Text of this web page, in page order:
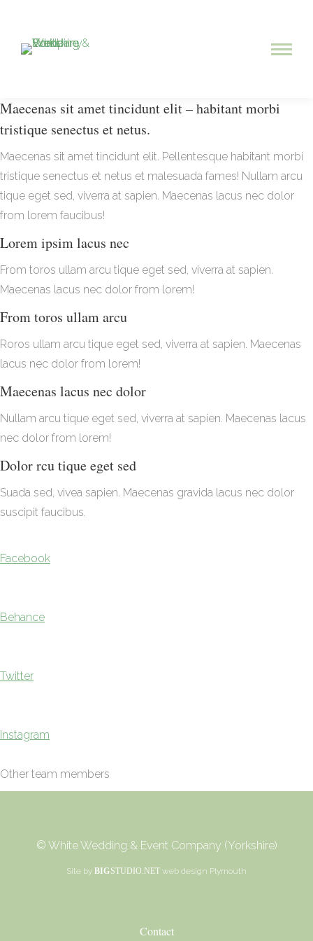
Maecenas sit amet tincidunt elit – habitant morbi
tristique senectus et netus.
Maecenas sit amet tincidunt elit. Pellentesque habitant morbi
tristique senectus et netus et malesuada fames! Nullam arcu
tique eget sed, viverra at sapien. Maecenas lacus nec dolor
from lorem faucibus!
Lorem ipsim lacus nec
From toros ullam arcu tique eget sed, viverra at sapien.
Maecenas lacus nec dolor from lorem!
From toros ullam arcu
Roros ullam arcu tique eget sed, viverra at sapien. Maecenas
lacus nec dolor from lorem!
Maecenas lacus nec dolor
Nullam arcu tique eget sed, viverra at sapien. Maecenas lacus
nec dolor from lorem!
Dolor rcu tique eget sed
Suada sed, vivea sapien. Maecenas gravida lacus nec dolor
suscipit faucibus.
Facebook
Behance
Twitter
Instagram
Other team members
© White Wedding & Event Company (Yorkshire)
Site by BIGSTUDIO.NET web design Plymouth
Contact